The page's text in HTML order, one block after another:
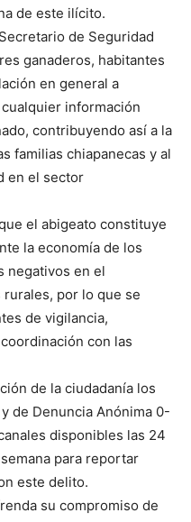
de este ilícito.
de Seguridad
ganaderos, habitantes
en general a
información
contribuyendo así a la
familias chiapanecas y al
en el sector
el abigeato constituye
la economía de los
negativos en el
por lo que se
de vigilancia,
con las
de la ciudadanía los
de Denuncia Anónima 0-
disponibles las 24
para reportar
este delito.
su compromiso de